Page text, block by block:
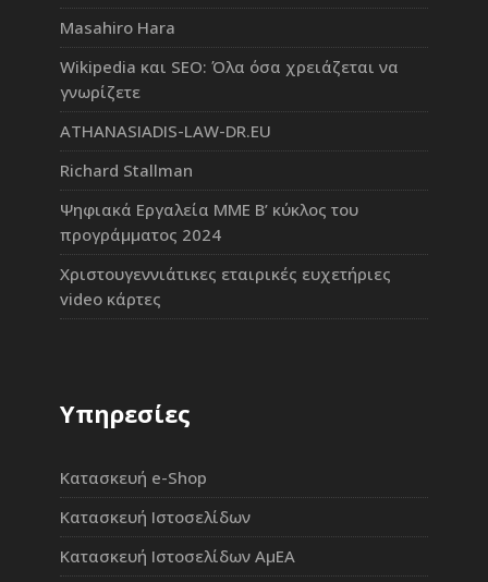
Masahiro Hara
Wikipedia και SEO: Όλα όσα χρειάζεται να
γνωρίζετε
ATHANASIADIS-LAW-DR.EU
Richard Stallman
Ψηφιακά Εργαλεία ΜΜΕ Β’ κύκλος του
προγράμματος 2024
Χριστουγεννιάτικες εταιρικές ευχετήριες
video κάρτες
Υπηρεσίες
Κατασκευή e-Shop
Κατασκευή Ιστοσελίδων
Κατασκευή Ιστοσελίδων ΑμΕΑ